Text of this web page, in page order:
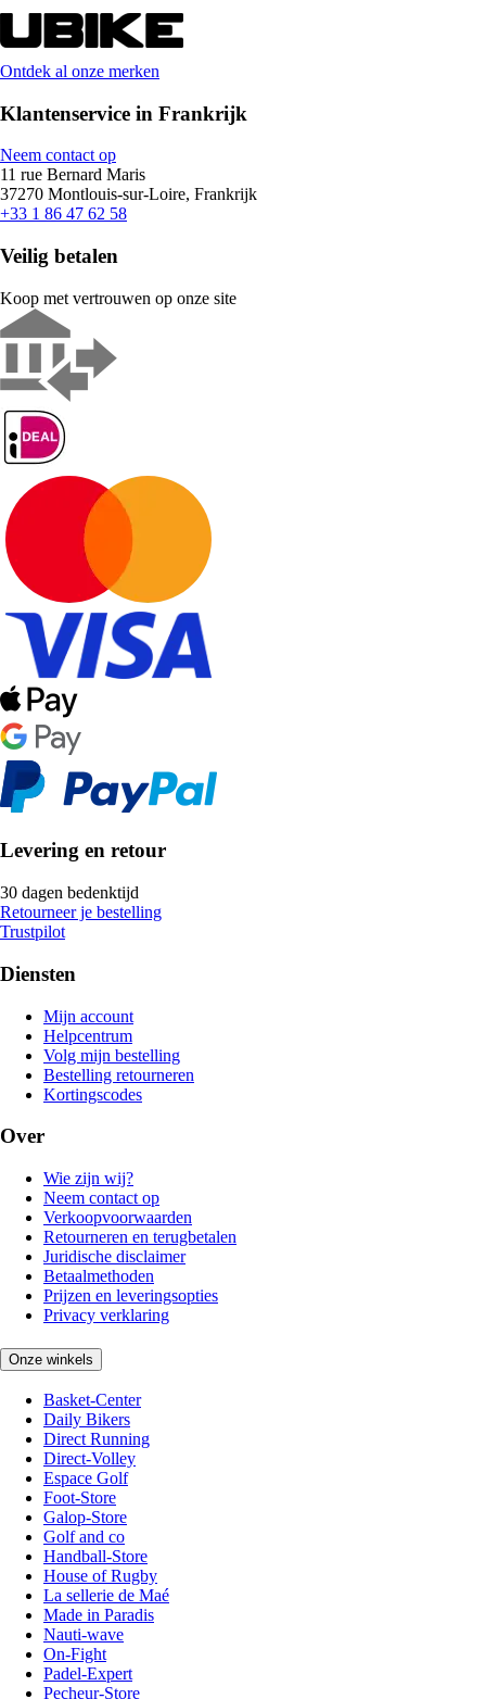
Ontdek al onze merken
Klantenservice in Frankrijk
Neem contact op
11 rue Bernard Maris
37270 Montlouis-sur-Loire, Frankrijk
+33 1 86 47 62 58
Veilig betalen
Koop met vertrouwen op onze site
Levering en retour
30 dagen bedenktijd
Retourneer je bestelling
Trustpilot
Diensten
Mijn account
Helpcentrum
Volg mijn bestelling
Bestelling retourneren
Kortingscodes
Over
Wie zijn wij?
Neem contact op
Verkoopvoorwaarden
Retourneren en terugbetalen
Juridische disclaimer
Betaalmethoden
Prijzen en leveringsopties
Privacy verklaring
Onze winkels
Basket-Center
Daily Bikers
Direct Running
Direct-Volley
Espace Golf
Foot-Store
Galop-Store
Golf and co
Handball-Store
House of Rugby
La sellerie de Maé
Made in Paradis
Nauti-wave
On-Fight
Padel-Expert
Pecheur-Store